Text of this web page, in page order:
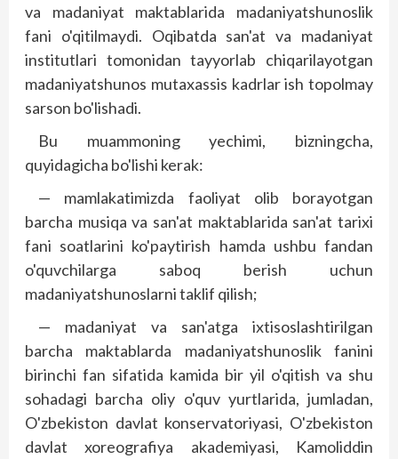
va madaniyat maktablarida madaniyatshunoslik
fani o'qitilmaydi. Oqibatda san'at va madaniyat
institutlari tomonidan tayyorlab chiqarilayotgan
madaniyatshunos mutaxassis kadrlar ish topolmay
sarson bo'lishadi.
Bu muammoning yechimi, bizningcha,
quyidagicha bo'lishi kerak:
— mamlakatimizda faoliyat olib borayotgan
barcha musiqa va san'at maktablarida san'at tarixi
fani soatlarini ko'paytirish hamda ushbu fandan
o'quvchilarga saboq berish uchun
madaniyatshunoslarni taklif qilish;
— madaniyat va san'atga ixtisoslashtirilgan
barcha maktablarda madaniyatshunoslik fanini
birinchi fan sifatida kamida bir yil o'qitish va shu
sohadagi barcha oliy o'quv yurtlarida, jumladan,
O'zbekiston davlat konservatoriyasi, O'zbekiston
davlat xoreografiya akademiyasi, Kamoliddin